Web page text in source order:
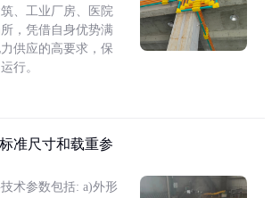
、工业厂房、医院
，凭借自身优势满
供应的高要求，保
行。
准尺寸和载重参
术参数包括: a)外形